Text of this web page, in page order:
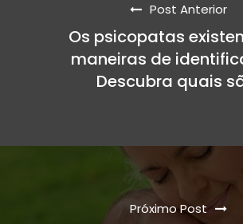
Post Anterior
Os psicopatas
maneiras de
Descubra quais
Próximo Post